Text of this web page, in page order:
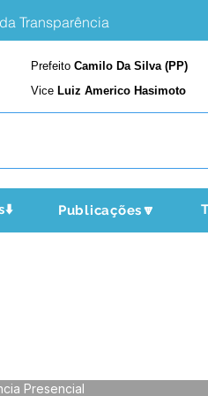
Transparência
Prefeito Camilo Da Silva (PP)
Vice Luiz Americo Hasimoto
Publicações🔽
Presencial